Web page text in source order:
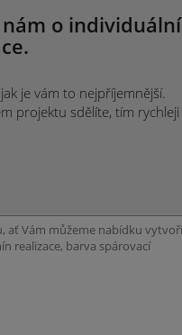
o individuální
je vám to nejpříjemnější.
projektu sdělíte, tím rychleji